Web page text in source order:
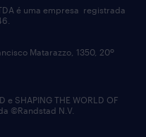
é uma empresa registrada
Matarazzo, 1350, 20º
e SHAPING THE WORLD OF
©Randstad N.V.